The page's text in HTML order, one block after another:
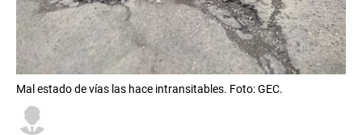
Mal estado de vías las hace intransitables. Foto: GEC.